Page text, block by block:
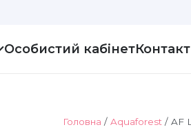
Особистий кабінет
Головна /Aquaforest / AF